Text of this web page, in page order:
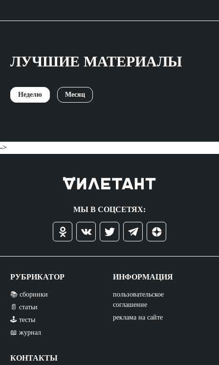
ЛУЧШИЕ МАТЕРИАЛЫ
Неделю Месяц
->
МЫ В СОЦСЕТЯХ:
РУБРИКАТОР
📚 сборники
📄 статьи
🕹️ тесты
📖 журнал
КОНТАКТЫ
ИНФОРМАЦИЯ
пользовательское
соглашение
реклама на сайте